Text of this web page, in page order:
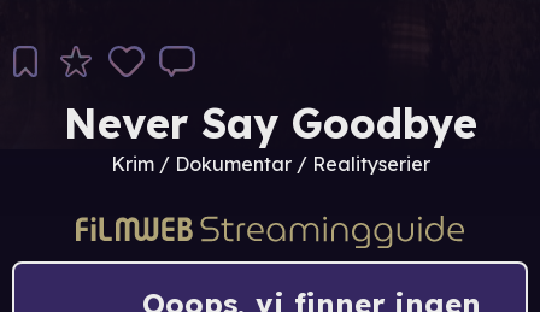
Never Say Goodbye
Krim / Dokumentar / Realityserier
Ooops, vi finner ingen